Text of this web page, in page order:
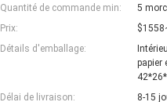
Quantité de commande min:
5
Prix:
Détails d'emballage:
papier
Délai de livraison:
8-15